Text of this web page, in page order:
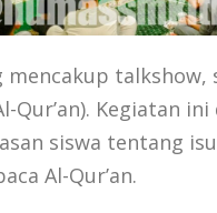
mencakup talkshow,
Kegiatan
siswa tentang
Al-Qur’an.